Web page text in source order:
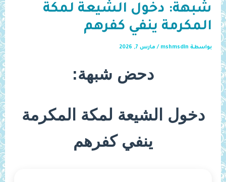
شبهة: دخول الشيعة لمكة
المكرمة ينفي كفرهم
بواسطة mshmsdin
/ مارس 7, 2026
دحض شبهة:
دخول الشيعة لمكة المكرمة
ينفي كفرهم